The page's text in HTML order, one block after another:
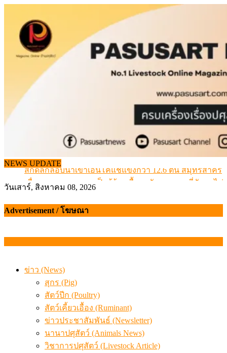
content
NEWS UPDATE
สกัดลักลอบนำเข้าเอ็นโคแช่แข็งกว่า 12.6 ตัน สมุทรสาคร
เมื่อเกษตรกรถูกมองเป็นผู้ร้ายเบื้องหลังราคาหมูที่สังคมไม่
สุดอั้น! ไข่ไก่หน้าฟาร์มปรับขึ้นอีก 6 บาท/แผง เริ่ม 7 ส.ค.69
เดินหน้าดัน “ราคากลางโคเนื้อ” แก้ปัญหาราคาโคเนื้อตก
วันเสาร์, สิงหาคม 08, 2026
Advertisement / โฆษณา
ข่าว (News)
สุกร (Pig)
สัตว์ปีก (Poultry)
สัตว์เคี้ยวเอื้อง (Ruminant)
ข่าวประชาสัมพันธ์ (Newsletter)
นานาปศุสัตว์ (Animals News)
วิชาการปศุสัตว์ (Livestock Article)